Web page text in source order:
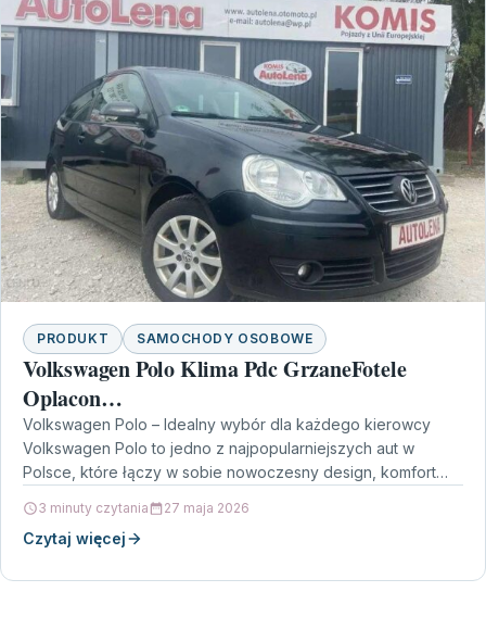
PRODUKT SAMOCHODY OSOBOWE
Volkswagen Polo Klima Pdc GrzaneFotele
Oplacon…
Volkswagen Polo – Idealny wybór dla każdego kierowcy
Volkswagen Polo to jedno z najpopularniejszych aut w
Polsce, które łączy w sobie nowoczesny design, komfort…
3 minuty czytania 27 maja 2026
Czytaj więcej